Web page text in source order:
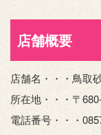
店舗概要
店舗名・・・鳥取
所在地・・・〒
電話番号・・・